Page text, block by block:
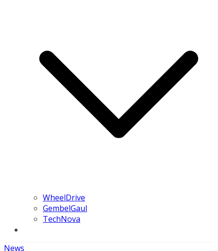
WheelDrive
GembelGaul
TechNova
News